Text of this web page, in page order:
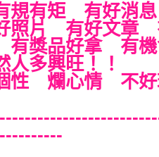
規有矩 有好消
照片 有好文章
獎品好拿 有
人多興旺！！
性 爛心情 不好